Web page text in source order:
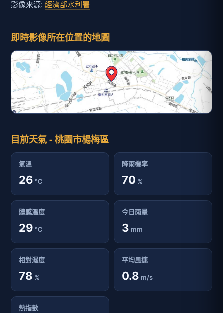
影像來源: 經濟部水利署
即時影像所在位置的地圖
目前天氣 - 桃園市楊梅區
氣溫
26 ℃
降雨機率
70 %
體感溫度
29 ℃
今日雨量
3 mm
相對濕度
78 %
平均風速
0.8 m/s
熱指數